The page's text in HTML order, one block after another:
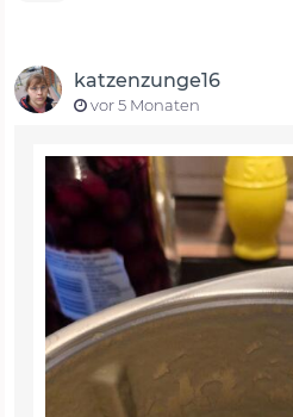
katzenzunge16
vor 5 Monaten